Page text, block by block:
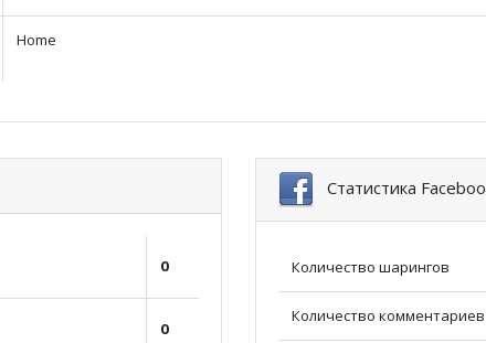
Home
0
0
Статистика
Количество шарингов
Количество комментариев